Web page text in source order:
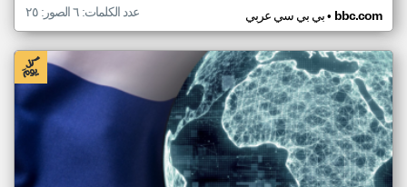
بي بي سي عربي• bbc.com عدد الكلمات: ٦ الصور: ٢٥